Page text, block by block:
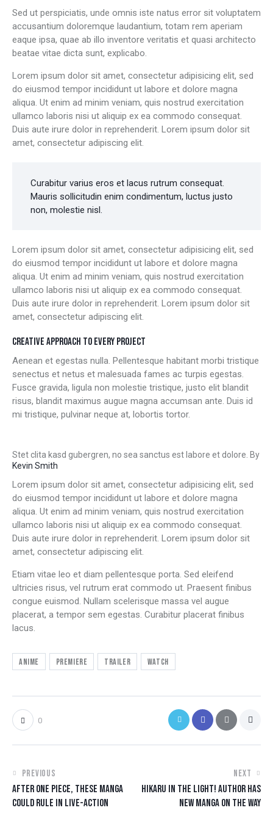
Sed ut perspiciatis, unde omnis iste natus error sit voluptatem
accusantium doloremque laudantium, totam rem aperiam
eaque ipsa, quae ab illo inventore veritatis et quasi architecto
beatae vitae dicta sunt, explicabo.
Lorem ipsum dolor sit amet, consectetur adipisicing elit, sed
do eiusmod tempor incididunt ut labore et dolore magna
aliqua. Ut enim ad minim veniam, quis nostrud exercitation
ullamco laboris nisi ut aliquip ex ea commodo consequat.
Duis aute irure dolor in reprehenderit. Lorem ipsum dolor sit
amet, consectetur adipiscing elit.
Curabitur varius eros et lacus rutrum consequat.
Mauris sollicitudin enim condimentum, luctus justo
non, molestie nisl.
Lorem ipsum dolor sit amet, consectetur adipisicing elit, sed
do eiusmod tempor incididunt ut labore et dolore magna
aliqua. Ut enim ad minim veniam, quis nostrud exercitation
ullamco laboris nisi ut aliquip ex ea commodo consequat.
Duis aute irure dolor in reprehenderit. Lorem ipsum dolor sit
amet, consectetur adipiscing elit.
CREATIVE APPROACH TO EVERY PROJECT
Aenean et egestas nulla. Pellentesque habitant morbi tristique
senectus et netus et malesuada fames ac turpis egestas.
Fusce gravida, ligula non molestie tristique, justo elit blandit
risus, blandit maximus augue magna accumsan ante. Duis id
mi tristique, pulvinar neque at, lobortis tortor.
Stet clita kasd gubergren, no sea sanctus est labore et dolore. By
Kevin Smith
Lorem ipsum dolor sit amet, consectetur adipisicing elit, sed
do eiusmod tempor incididunt ut labore et dolore magna
aliqua. Ut enim ad minim veniam, quis nostrud exercitation
ullamco laboris nisi ut aliquip ex ea commodo consequat.
Duis aute irure dolor in reprehenderit. Lorem ipsum dolor sit
amet, consectetur adipiscing elit.
Etiam vitae leo et diam pellentesque porta. Sed eleifend
ultricies risus, vel rutrum erat commodo ut. Praesent finibus
congue euismod. Nullam scelerisque massa vel augue
placerat, a tempor sem egestas. Curabitur placerat finibus
lacus.
Anime Premiere Trailer Watch
0
PREVIOUS
AFTER ONE PIECE, THESE MANGA
COULD RULE IN LIVE-ACTION
NEXT
HIKARU IN THE LIGHT! AUTHOR HAS
NEW MANGA ON THE WAY